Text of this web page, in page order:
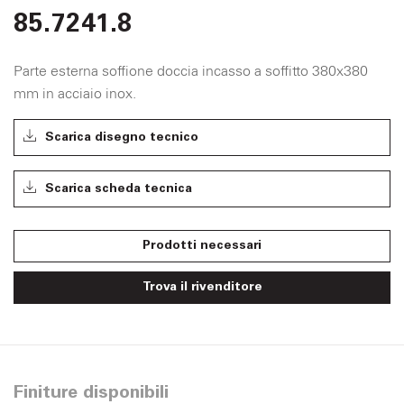
85.7241.8
Parte esterna soffione doccia incasso a soffitto 380x380
mm in acciaio inox.
Scarica disegno tecnico
Scarica scheda tecnica
Prodotti necessari
Trova il rivenditore
Finiture disponibili